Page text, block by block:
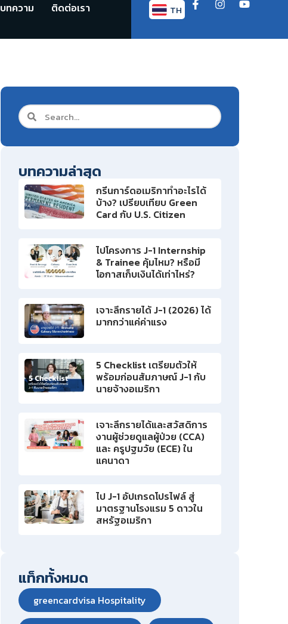
บทความ ติดต่อเรา TH
EN
บทความล่าสุด
กรีนการ์ดอเมริกาทำอะไรได้
บ้าง? เปรียบเทียบ Green
Card กับ U.S. Citizen
ไปโครงการ J-1 Internship
& Trainee คุ้มไหม? หรือมี
โอกาสเก็บเงินได้เท่าไหร่?
เจาะลึกรายได้ J-1 (2026) ได้
มากกว่าแค่ค่าแรง
5 Checklist เตรียมตัวให้
พร้อมก่อนสัมภาษณ์ J-1 กับ
นายจ้างอเมริกา
เจาะลึกรายได้และสวัสดิการ
งานผู้ช่วยดูแลผู้ป่วย (CCA)
และ ครูปฐมวัย (ECE) ใน
แคนาดา
ไป J-1 อัปเกรดโปรไฟล์ สู่
มาตรฐานโรงแรม 5 ดาวใน
สหรัฐอเมริกา
แท็กทั้งหมด
greencardvisa Hospitality